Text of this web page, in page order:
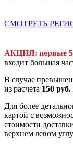
СМОТРЕТЬ
АКЦИЯ: первые
входит большая
В случае
из расчета 150
Для более
картой с
стоимости
верхнем левом